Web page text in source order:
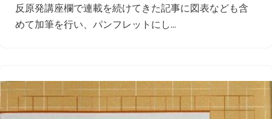
反原発講座欄で連載を続けてきた記事に図表なども含
めて加筆を行い、パンフレットにし…